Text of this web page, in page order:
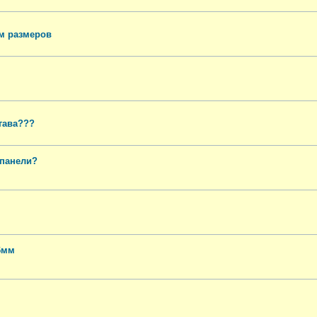
размеров